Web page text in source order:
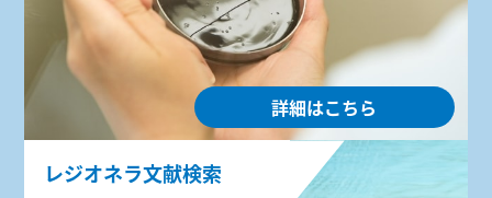
詳細はこちら
レジオネラ文献検索